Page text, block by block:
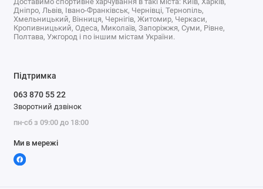
Дніпро, Львів, Івано-Франківськ, Чернівці, Тернопіль,
Хмельницький, Вінниця, Чернігів, Житомир, Черкаси,
Кропивницький, Одеса, Миколаїв, Запоріжжя, Суми, Рівне,
Полтава, Ужгород і по іншим містам України.
Підтримка
063 870 55 22
Зворотний дзвінок
пн-сб з 09:00 до 18:00
Ми в мережі